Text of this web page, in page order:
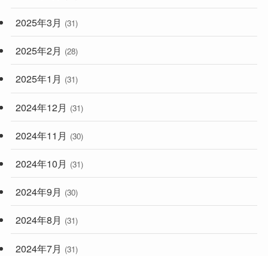
2025年3月 (31)
2025年2月 (28)
2025年1月 (31)
2024年12月 (31)
2024年11月 (30)
2024年10月 (31)
2024年9月 (30)
2024年8月 (31)
2024年7月 (31)